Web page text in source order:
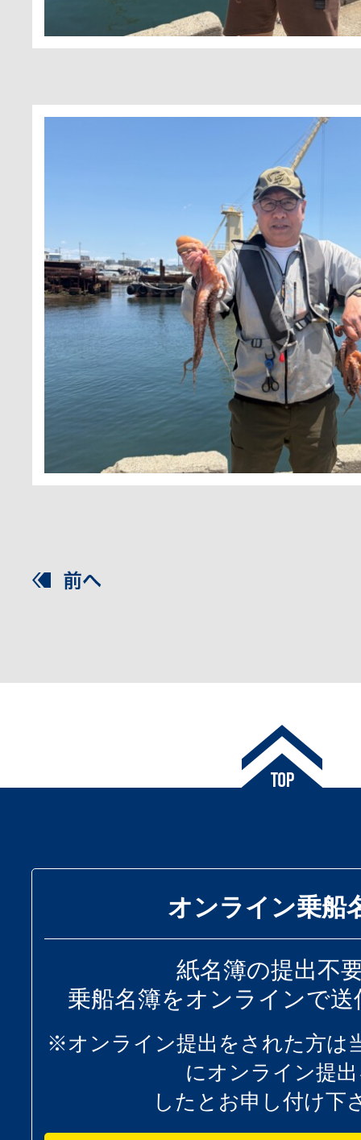
オンライン乗船
紙名簿の提出不
乗船名簿をオンラインで
※オンライン提出をされた方は
にオンライン提
したとお申し付け下